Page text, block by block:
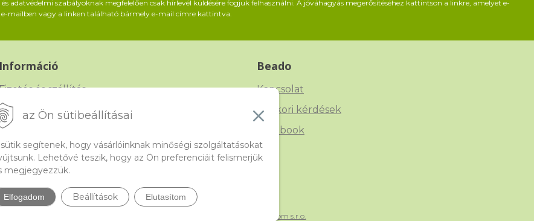
az Ön sütibeállításai
segítenek, hogy vásárlóinknak minőségi szolgáltatásokat
Lehetővé teszik, hogy az Ön preferenciáit felismerjük
megjegyezzük.
Elfogadom Beállítások Elutasítom
adatvédelmi szabályoknak megfelelően csak hírlevél küldésére fogjuk felhasználni. A jóváhagyás megerősítéséhez kattintson a linkre, amelyet e-
mailben vagy a linken található bármely e-mail címre kattintva.
Információ
és szállítás
árucsere és visszáru
feltételek
A személyes adatok védelme
Beado
Kapcsolat
Gyakori kérdések
Facebook
a gyöngyök webáruháza • NextCom s.r.o.